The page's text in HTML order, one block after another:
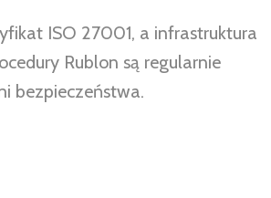
ISO 27001, a infrastruktura
Rublon są regularnie
bezpieczeństwa.